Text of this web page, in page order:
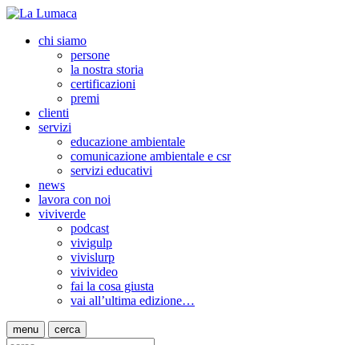
chi siamo
persone
la nostra storia
certificazioni
premi
clienti
servizi
educazione ambientale
comunicazione ambientale e csr
servizi educativi
news
lavora con noi
viviverde
podcast
vivigulp
vivislurp
vivivideo
fai la cosa giusta
vai all’ultima edizione…
menu cerca